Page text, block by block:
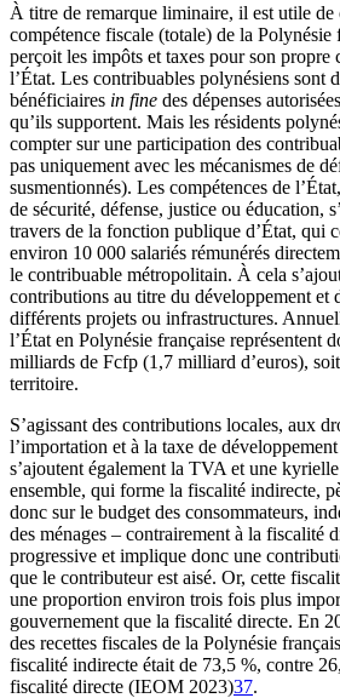
À titre de remarque liminaire, il est utile de
compétence fiscale (totale) de la Polynésie
perçoit les impôts et taxes pour son propre
l’État. Les contribuables polynésiens sont
bénéficiaires in fine des dépenses
qu’ils supportent. Mais les résidents
compter sur une participation des
pas uniquement avec les mécanismes de
susmentionnés). Les compétences de
de sécurité, défense, justice ou éducation,
travers de la fonction publique d’État, qui
environ 10 000 salariés rémunérés
le contribuable métropolitain. À cela
contributions au titre du développement et
différents projets ou infrastructures.
l’État en Polynésie française représentent
milliards de Fcfp (1,7 milliard d’euros),
territoire.
S’agissant des contributions locales, aux
l’importation et à la taxe de
s’ajoutent également la TVA et une
ensemble, qui forme la fiscalité indirecte,
donc sur le budget des consommateurs,
des ménages – contrairement à la fiscalité
progressive et implique donc une
que le contributeur est aisé. Or, cette
une proportion environ trois fois plus
gouvernement que la fiscalité directe. En
des recettes fiscales de la Polynésie
fiscalité indirecte était de 73,5 %, contre
fiscalité directe (IEOM 2023)37.